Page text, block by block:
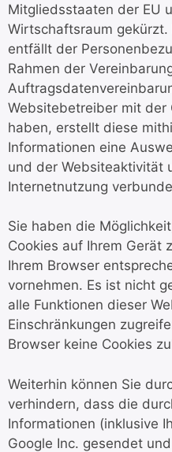
Mitgliedsstaaten der EU
Wirtschaftsraum gekürzt.
entfällt der
Rahmen der
Websitebetreiber mit der
haben, erstellt diese
Informationen eine
und der Websiteaktivität
Internetnutzung
Sie haben die
Cookies auf Ihrem Gerät
Ihrem Browser
vornehmen. Es ist nicht
alle Funktionen dieser
Einschränkungen
Browser keine Cookies
Weiterhin können Sie
verhindern, dass die
Informationen (inklusive
Google Inc. gesendet